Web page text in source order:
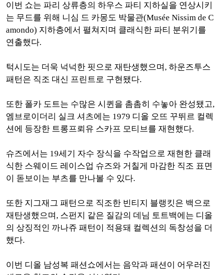
이번 쇼는 파리 상류층의 하우스 파티 지하실을 연상시키
는 무드를 위해 니심 드 카몽도 박물관(Musée Nissim de C
amondo) 지하층에서 펼쳐지며 클래식한 파티 분위기를
연출했다.
턱시도는 더욱 넉넉한 핏으로 재탄생했으며, 하운즈투스
패턴은 직조 대신 프린트로 구현됐다.
또한 폴카 도트는 수많은 시퀸을 촘촘히 수놓아 완성됐고,
엠브로이더리 실크 셔츠에는 1979 디올 오뜨 꾸뛰르 컬렉
션에 등장한 트롱프뢰유 스카프 모티브를 재현했다.
슈즈에서는 19세기 자수 장식을 수작업으로 재현한 클래
식한 스웨이드 레이스업 슈즈와 거칠게 마감한 직조 표면
이 돋보이는 부츠를 만나볼 수 있다.
또한 지그재그 패턴으로 직조한 빈티지 블랭킷은 백으로
재탄생했으며, 스펀지 같은 질감의 데님 토트백에는 디올
의 상징적인 까나쥬 패턴이 적용돼 컬렉션의 독창성을 더
했다.
이번 디올 남성복 패션쇼에서는 음악과 패션이 어우러진